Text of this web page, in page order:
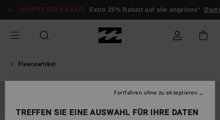
zur
springen
DOPPELTER RABATT Extra 25% Rabatt auf alle angebote*
Fleeceartikel
TREFFEN SIE EINE AUSWAHL FÜR IHRE DATEN
Fortfahren ohne zu akzeptieren